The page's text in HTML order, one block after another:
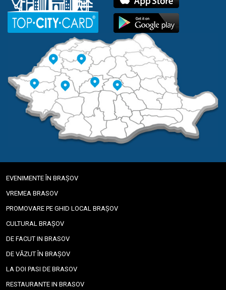
EVENIMENTE ÎN BRAȘOV
VREMEA BRASOV
PROMOVARE PE GHID LOCAL BRAȘOV
CULTURAL BRAȘOV
DE FACUT IN BRASOV
DE VĂZUT ÎN BRAȘOV
LA DOI PASI DE BRASOV
RESTAURANTE IN BRASOV